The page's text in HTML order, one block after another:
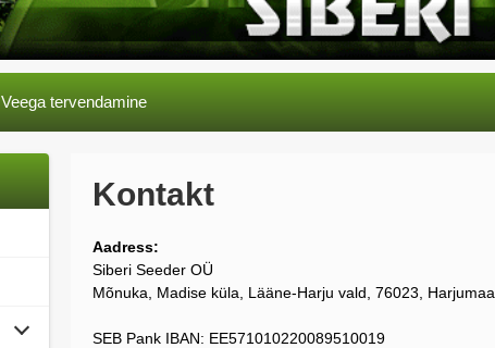
Veega tervendamine
Kontakt
Aadress:
Siberi Seeder OÜ
Mõnuka, Madise küla, Lääne-Harju vald, 76023, Harjumaa
SEB Pank IBAN: EE571010220089510019